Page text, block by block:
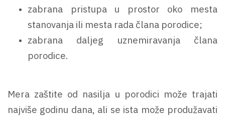
zabrana pristupa u prostor oko mesta
stanovanja ili mesta rada člana porodice;
zabrana daljeg uznemiravanja člana
porodice.
Mera zaštite od nasilja u porodici može trajati
najviše godinu dana, ali se ista može produžavati